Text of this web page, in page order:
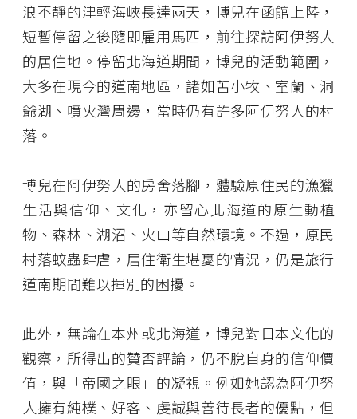
浪不靜的津輕海峽長達兩天，博兒在函館上陸，
短暫停留之後隨即雇用馬匹，前往探訪阿伊努人
的居住地。停留北海道期間，博兒的活動範圍，
大多在現今的道南地區，諸如苫小牧、室蘭、洞
爺湖、噴火灣周邊，當時仍有許多阿伊努人的村
落。
博兒在阿伊努人的房舍落腳，體驗原住民的漁獵
生活與信仰、文化，亦留心北海道的原生動植
物、森林、湖沼、火山等自然環境。不過，原民
村落蚊蟲肆虐，居住衛生堪憂的情況，仍是旅行
道南期間難以揮別的困擾。
此外，無論在本州或北海道，博兒對日本文化的
觀察，所得出的贊否評論，仍不脫自身的信仰價
值，與「帝國之眼」的凝視。例如她認為阿伊努
人擁有純樸、好客、虔誠與善待長者的優點，但